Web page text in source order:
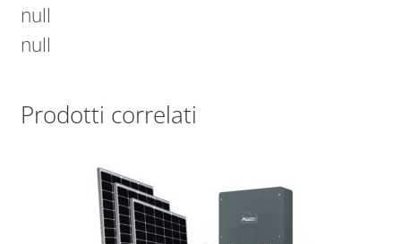
null
null
Prodotti correlati